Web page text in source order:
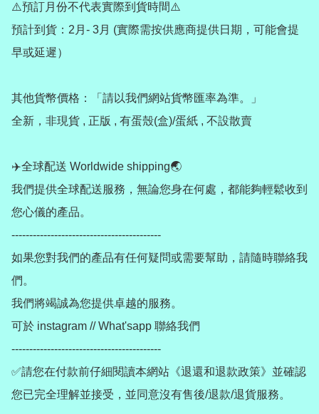
⚠️預訂月份不代表實際到貨時間⚠️
預計到貨：2月- 3月 (實際需按供應商提供日期，可能會提
早或延遲）
其他貨幣價格：「請以我們網站貨幣匯率為準。」
全新，非現貨 , 正版 , 有蛋殼(盒)/蛋紙 , 不設散賣
✈️全球配送 Worldwide shipping🌏
我們提供全球配送服務，無論您身在何處，都能夠輕鬆收到
您心儀的產品。
------------------------------------------
如果您對我們的產品有任何疑問或需要幫助，請隨時聯絡我
們。
我們將竭誠為您提供卓越的服務。
可於 instagram // What'sapp 聯絡我們
------------------------------------------
✅請您在付款前仔細閱讀本網站《退還和退款政策》並確認
您已完全理解並接受，並同意沒有售後/退款/退貨服務。